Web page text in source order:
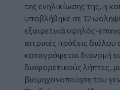
της ενηλικίωσης της, η
υποβλήθηκε σε 12
εξαιρετικά υψηλός-
ιατρικές πράξεις διόλου
καταγράφεται διανομή
διαφορετικούς λήπτες,
βιομηχανοποίηση του